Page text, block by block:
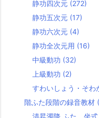
静功四次元 (272)
静功五次元 (17)
静功六次元 (4)
静功全次元用 (16)
中級動功 (32)
上級動功 (2)
すわいしょう・そわ
階ふた段階の録音教材
清昇濁降 ふた、坐